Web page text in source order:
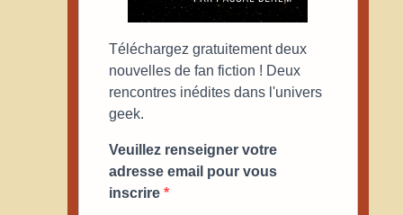
Téléchargez gratuitement deux
nouvelles de fan fiction ! Deux
rencontres inédites dans l'univers
geek.
Veuillez renseigner votre
adresse email pour vous
inscrire